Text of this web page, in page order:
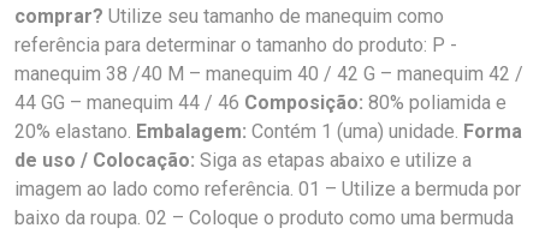
comprar? Utilize seu tamanho de manequim como
referência para determinar o tamanho do produto: P -
manequim 38 /40 M – manequim 40 / 42 G – manequim 42 /
44 GG – manequim 44 / 46 Composição: 80% poliamida e
20% elastano. Embalagem: Contém 1 (uma) unidade. Forma
de uso / Colocação: Siga as etapas abaixo e utilize a
imagem ao lado como referência. 01 – Utilize a bermuda por
baixo da roupa. 02 – Coloque o produto como uma bermuda